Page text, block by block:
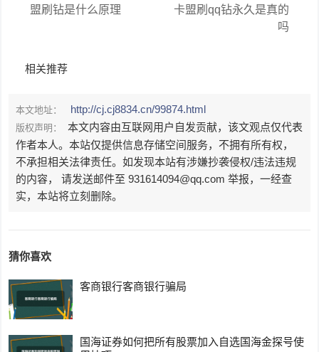
盟刷钻是什么原理
卡盟刷qq钻永久是真的
吗
相关推荐
本文地址： http://cj.cj8834.cn/99874.html
版权声明：
本文内容由互联网用户自发贡献，该文观点仅代表
作者本人。本站仅提供信息存储空间服务，不拥有所有权，
不承担相关法律责任。如发现本站有涉嫌抄袭侵权/违法违规
的内容， 请发送邮件至 931614094@qq.com 举报，一经查
实，本站将立刻删除。
猜你喜欢
客商银行客商银行骗局
国海证券如何把所有股票加入自选国海金探号使